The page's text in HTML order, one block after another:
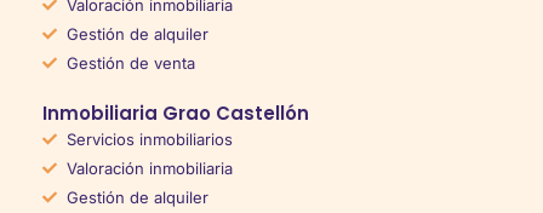
Valoración inmobiliaria
Gestión de alquiler
Gestión de venta
Inmobiliaria Grao Castellón
Servicios inmobiliarios
Valoración inmobiliaria
Gestión de alquiler